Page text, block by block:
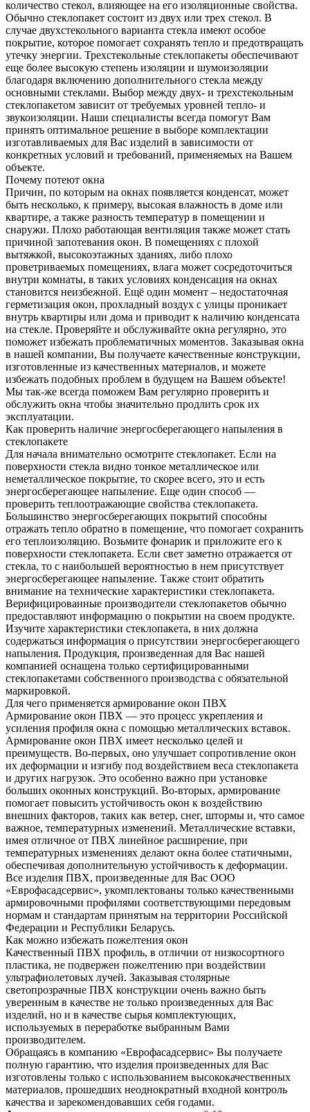
количество стекол, влияющее на его изоляционные свойства.
Обычно стеклопакет состоит из двух или трех стекол. В
случае двухстекольного варианта стекла имеют особое
покрытие, которое помогает сохранять тепло и предотвращать
утечку энергии. Трехстекольные стеклопакеты обеспечивают
еще более высокую степень изоляции и шумоизоляции
благодаря включению дополнительного стекла между
основными стеклами. Выбор между двух- и трехстекольным
стеклопакетом зависит от требуемых уровней тепло- и
звукоизоляции. Наши специалисты всегда помогут Вам
принять оптимальное решение в выборе комплектации
изготавливаемых для Вас изделий в зависимости от
конкретных условий и требований, применяемых на Вашем
объекте.
Почему потеют окна
Причин, по которым на окнах появляется конденсат, может
быть несколько, к примеру, высокая влажность в доме или
квартире, а также разность температур в помещении и
снаружи. Плохо работающая вентиляция также может стать
причиной запотевания окон. В помещениях с плохой
вытяжкой, высокоэтажных зданиях, либо плохо
проветриваемых помещениях, влага может сосредоточиться
внутри комнаты, в таких условиях конденсация на окнах
становится неизбежной. Ещё один момент – недостаточная
герметизация окон, прохладный воздух с улицы проникает
внутрь квартиры или дома и приводит к наличию конденсата
на стекле. Проверяйте и обслуживайте окна регулярно, это
поможет избежать проблематичных моментов. Заказывая окна
в нашей компании, Вы получаете качественные конструкции,
изготовленные из качественных материалов, и можете
избежать подобных проблем в будущем на Вашем объекте!
Мы так-же всегда поможем Вам регулярно проверить и
обслужить окна чтобы значительно продлить срок их
эксплуатации.
Как проверить наличие энергосберегающего напыления в
стеклопакете
Для начала внимательно осмотрите стеклопакет. Если на
поверхности стекла видно тонкое металлическое или
неметаллическое покрытие, то скорее всего, это и есть
энергосберегающее напыление. Еще один способ —
проверить теплоотражающие свойства стеклопакета.
Большинство энергосберегающих покрытий способны
отражать тепло обратно в помещение, что помогает сохранить
его теплоизоляцию. Возьмите фонарик и приложите его к
поверхности стеклопакета. Если свет заметно отражается от
стекла, то с наибольшей вероятностью в нем присутствует
энергосберегающее напыление. Также стоит обратить
внимание на технические характеристики стеклопакета.
Верифицированные производители стеклопакетов обычно
предоставляют информацию о покрытии на своем продукте.
Изучите характеристики стеклопакета, в них должна
содержаться информация о присутствии энергосберегающего
напыления. Продукция, произведенная для Вас нашей
компанией оснащена только сертифицированными
стеклопакетами собственного производства с обязательной
маркировкой.
Для чего применяется армирование окон ПВХ
Армирование окон ПВХ — это процесс укрепления и
усиления профиля окна с помощью металлических вставок.
Армирование окон ПВХ имеет несколько целей и
преимуществ. Во-первых, оно улучшает сопротивление окон
их деформации и изгибу под воздействием веса стеклопакета
и других нагрузок. Это особенно важно при установке
больших оконных конструкций. Во-вторых, армирование
помогает повысить устойчивость окон к воздействию
внешних факторов, таких как ветер, снег, штормы и, что самое
важное, температурных изменений. Металлические вставки,
имея отличное от ПВХ линейное расширение, при
температурных изменениях делают окна более статичными,
обеспечивая дополнительную устойчивость к деформации.
Все изделия ПВХ, произведенные для Вас ООО
«Еврофасадсервис», укомплектованы только качественными
армировочными профилями соответствующими передовым
нормам и стандартам принятым на территории Российской
Федерации и Республики Беларусь.
Как можно избежать пожелтения окон
Качественный ПВХ профиль, в отличии от низкосортного
пластика, не подвержен пожелтению при воздействии
ультрафиолетовых лучей. Заказывая столярные
светопрозрачные ПВХ конструкции очень важно быть
уверенным в качестве не только произведенных для Вас
изделий, но и в качестве сырья комплектующих,
используемых в переработке выбранным Вами
производителем.
Обращаясь в компанию «Еврофасадсервис» Вы получаете
полную гарантию, что изделия произведенных для Вас
изготовлены только с использованием высококачественных
материалов, прошедших неоднократный входной контроль
качества и зарекомендовавших себя годами.